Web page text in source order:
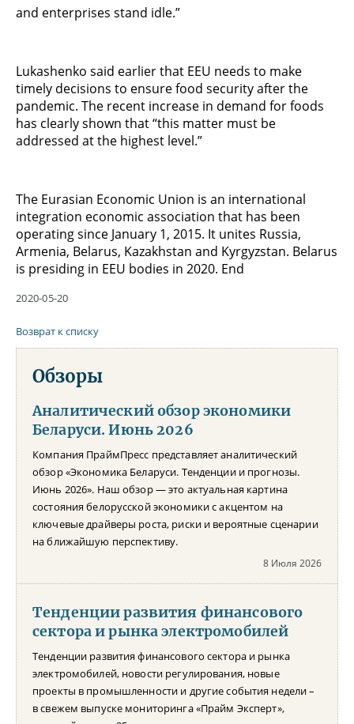
and enterprises stand idle.”
Lukashenko said earlier that EEU needs to make
timely decisions to ensure food security after the
pandemic. The recent increase in demand for foods
has clearly shown that “this matter must be
addressed at the highest level.”
The Eurasian Economic Union is an international
integration economic association that has been
operating since January 1, 2015. It unites Russia,
Armenia, Belarus, Kazakhstan and Kyrgyzstan. Belarus
is presiding in EEU bodies in 2020. End
2020-05-20
Возврат к списку
Обзоры
Аналитический обзор экономики
Беларуси. Июнь 2026
Компания ПраймПресс представляет аналитический
обзор «Экономика Беларуси. Тенденции и прогнозы.
Июнь 2026». Наш обзор — это актуальная картина
состояния белорусской экономики с акцентом на
ключевые драйверы роста, риски и вероятные сценарии
на ближайшую перспективу.
8 Июля 2026
Тенденции развития финансового
сектора и рынка электромобилей
Тенденции развития финансового сектора и рынка
электромобилей, новости регулирования, новые
проекты в промышленности и другие события недели –
в свежем выпуске мониторинга «Прайм Эксперт»,